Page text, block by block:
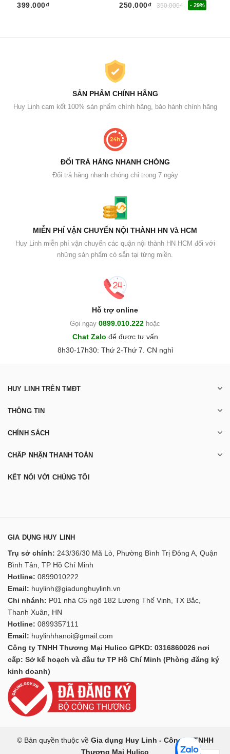
399.000₫
250.000₫
350.000₫ - 29%
SẢN PHẨM CHÍNH HÃNG
Huy Linh cam kết 100% sản phẩm chính hãng, bảo hành chính hãng
ĐỔI TRẢ HÀNG NHANH CHÓNG
Đổi trả hàng nhanh chóng chỉ trong 7 ngày
MIỄN PHÍ VẬN CHUYỂN NỘI THÀNH HN Và HCM
Huy Linh miễn phí vận chuyển các quận nội thành HN HCM đối với
những sản phẩm có sẵn tại từng miền.
Hỗ trợ online
Gọi ngay 0899.010.222 hoặc
Chat Zalo để được tư vấn
8h30-17h30: Thứ 2-Thứ 7. CN nghỉ
HUY LINH TRÊN TMĐT
THÔNG TIN
CHÍNH SÁCH
CHẤP NHẬN THANH TOÁN
KẾT NỐI VỚI CHÚNG TÔI
GIA DỤNG HUY LINH
Trụ sở chính: 243/36/30 Mã Lò, Phường Bình Trị Đông A, Quận
Bình Tân, TP Hồ Chí Minh
Hotline: 0899010222
Email: huylinh@giadunghuylinh.vn
Chi nhánh: P01 nhà C5 ngõ 182 Lương Thế Vinh, TX Bắc,
Thanh Xuân, HN
Hotline: 0899357111
Email: huylinhhanoi@gmail.com
Công ty TNHH Thương Mại Hulico GPKD: 0316860026 nơi
cấp: Sở kế hoạch và đầu tư TP Hồ Chí Minh (Phòng đăng ký
kinh doanh)
© Bản quyền thuộc về Gia dụng Huy Linh - Công ty TNHH
Thương Mại Hulico